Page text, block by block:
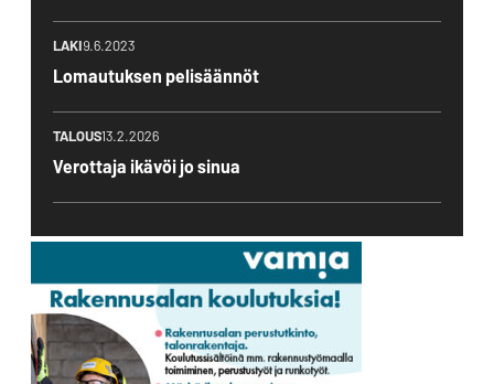
LAKI9.6.2023
Lomautuksen pelisäännöt
TALOUS13.2.2026
Verottaja ikävöi jo sinua